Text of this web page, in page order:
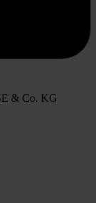
& Co. KG